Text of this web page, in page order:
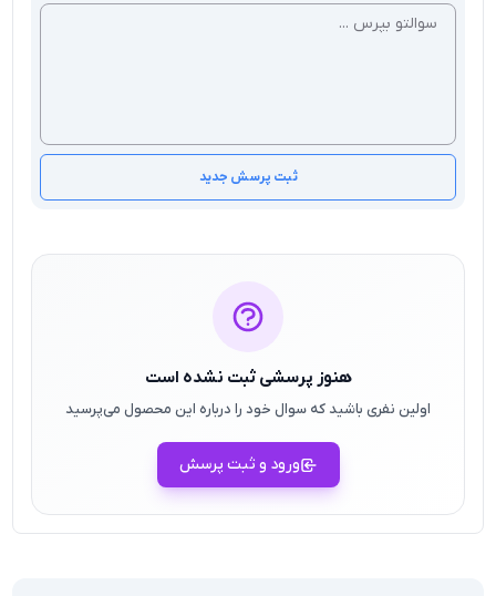
ثبت پرسش جدید
هنوز پرسشی ثبت نشده است
اولین نفری باشید که سوال خود را درباره این محصول می‌پرسید
ورود و ثبت پرسش